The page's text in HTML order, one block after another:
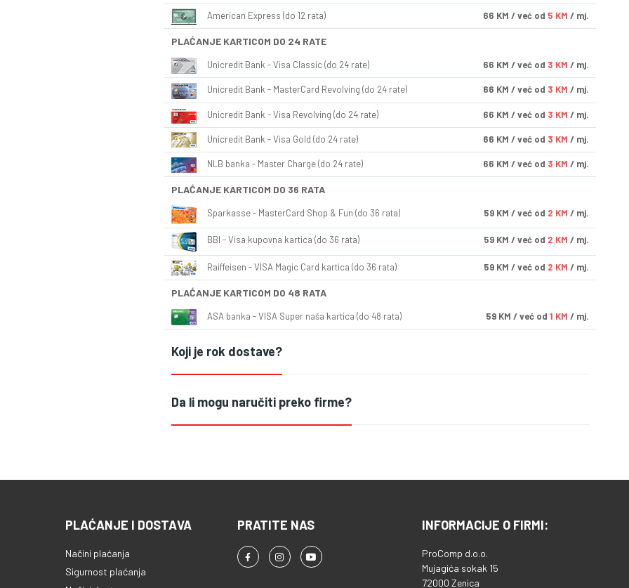
American Express (do 12 rata) 66 KM / već od 5 KM / mj.
PLAĆANJE KARTICOM DO 24 RATE
Unicredit Bank - Visa Classic (do 24 rate) 66 KM / već od 3 KM / mj.
Unicredit Bank - MasterCard Revolving (do 24 rate) 66 KM / već od 3 KM / mj.
Unicredit Bank - Visa Revolving (do 24 rate) 66 KM / već od 3 KM / mj.
Unicredit Bank - Visa Gold (do 24 rate) 66 KM / već od 3 KM / mj.
NLB banka - Master Charge (do 24 rate) 66 KM / već od 3 KM / mj.
PLAĆANJE KARTICOM DO 36 RATA
Sparkasse - MasterCard Shop & Fun (do 36 rata) 59 KM / već od 2 KM / mj.
BBI - Visa kupovna kartica (do 36 rata) 59 KM / već od 2 KM / mj.
Raiffeisen - VISA Magic Card kartica (do 36 rata) 59 KM / već od 2 KM / mj.
PLAĆANJE KARTICOM DO 48 RATA
ASA banka - VISA Super naša kartica (do 48 rata) 59 KM / već od 1 KM / mj.
Koji je rok dostave?
Da li mogu naručiti preko firme?
PLAĆANJE I DOSTAVA
Načini plaćanja
Sigurnost plaćanja
PRATITE NAS INFORMACIJE O FIRMI:
ProComp d.o.o.
Mujagića sokak 15
72000 Zenica